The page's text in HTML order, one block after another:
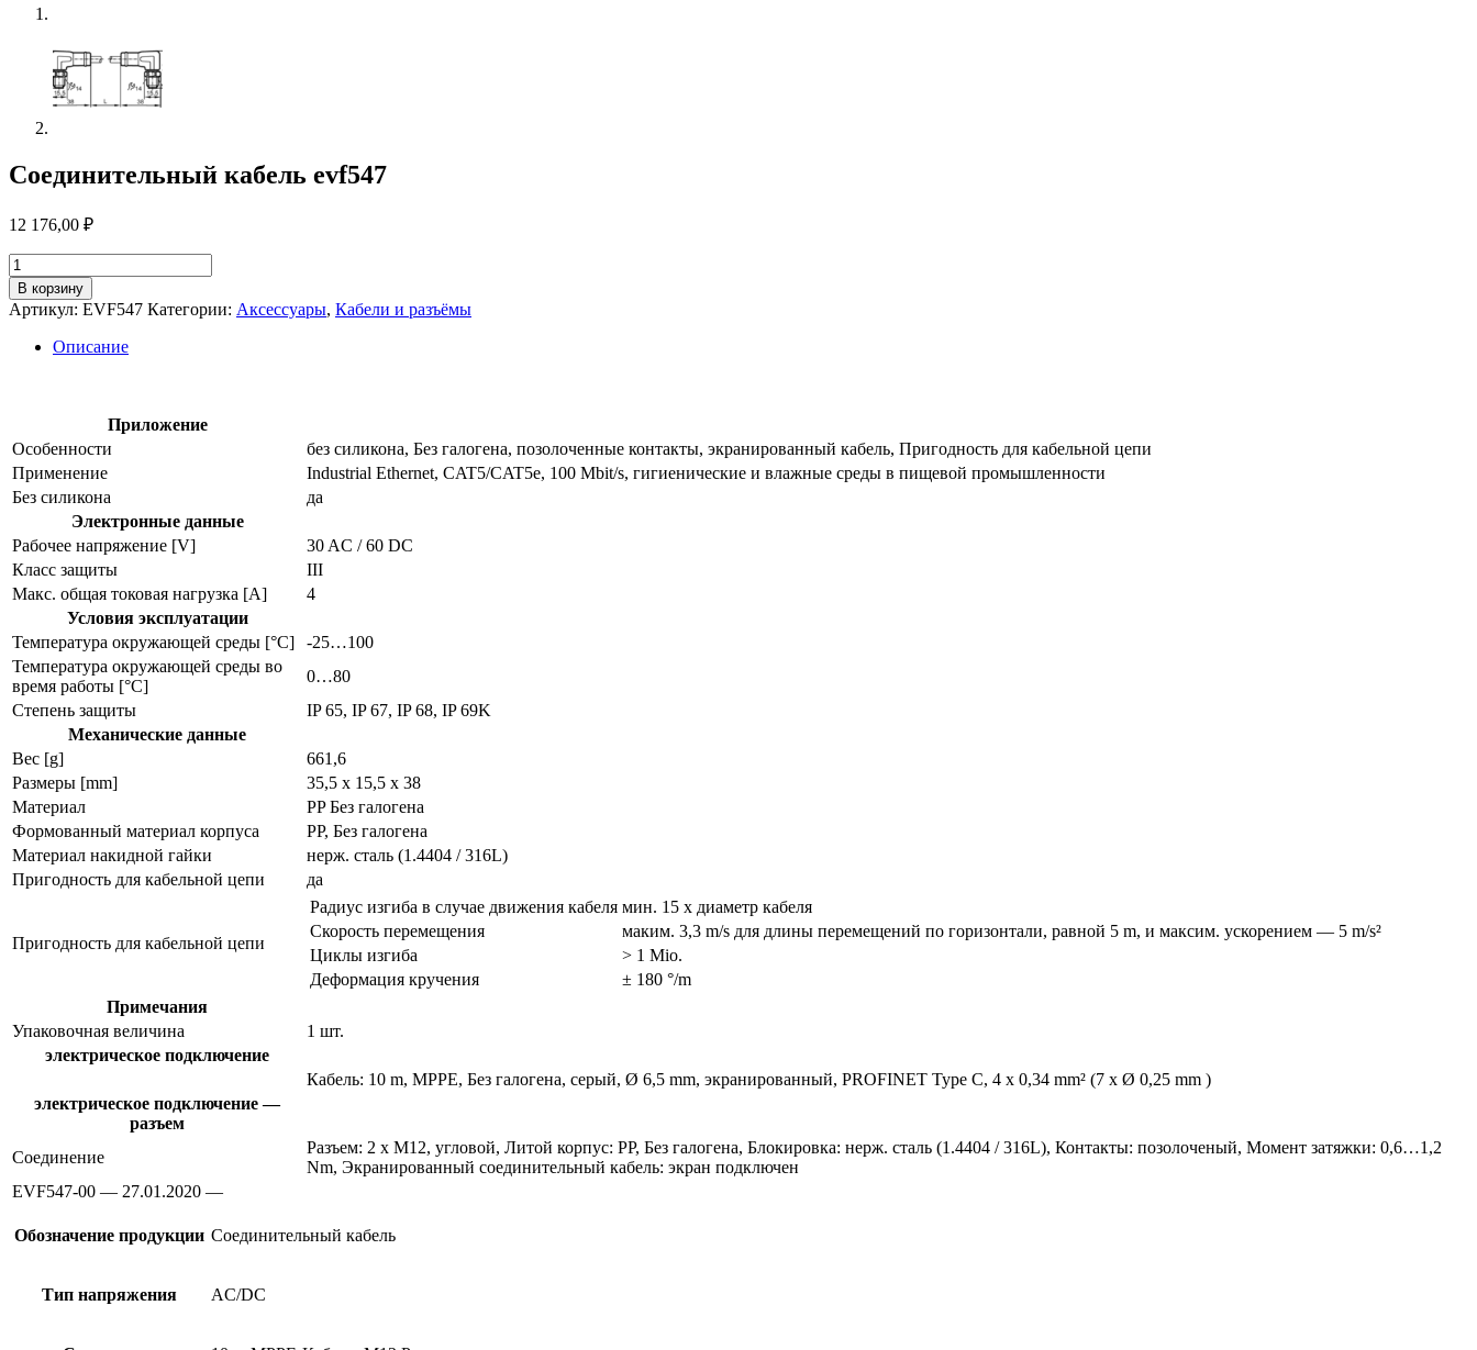
Соединительный кабель evf547
12 176,00 ₽
Количество
товара
Соединительный
кабель
evf547
В корзину
Артикул: EVF547 Категории: Аксессуары, Кабели и разъёмы
Описание
Приложение
Особенности
без силикона, Без галогена, позолоченные контакты, экранированный кабель, Пригодность для кабельной цепи
Применение
Industrial Ethernet, CAT5/CAT5e, 100 Mbit/s, гигиенические и влажные среды в пищевой промышленности
Без силикона
да
Электронные данные
Рабочее напряжение [V]
30 AC / 60 DC
Класс защиты
III
Макс. общая токовая нагрузка [A]
4
Условия эксплуатации
Температура окружающей среды [°C]
-25…100
Температура окружающей среды во
время работы [°C]
0…80
Степень защиты
IP 65, IP 67, IP 68, IP 69K
Механические данные
Вес [g]
661,6
Размеры [mm]
35,5 x 15,5 x 38
Материал
PP Без галогена
Формованный материал корпуса
PP, Без галогена
Материал накидной гайки
нерж. сталь (1.4404 / 316L)
Пригодность для кабельной цепи
да
Пригодность для кабельной цепи
Радиус изгиба в случае движения кабеля мин. 15 x диаметр кабеля
Скорость перемещения
маким. 3,3 m/s для длины перемещений по горизонтали, равной 5 m, и максим. ускорением — 5 m/s²
Циклы изгиба
> 1 Mio.
Деформация кручения
± 180 °/m
Примечания
Упаковочная величина
1 шт.
электрическое подключение
Кабель: 10 m, MPPE, Без галогена, серый, Ø 6,5 mm, экранированный, PROFINET Type C, 4 x 0,34 mm² (7 x Ø 0,25 mm )
электрическое подключение —
разъем
Соединение
Разъем: 2 x M12, угловой, Литой корпус: PP, Без галогена, Блокировка: нерж. сталь (1.4404 / 316L), Контакты: позолоченый, Момент затяжки: 0,6…1,2
Nm, Экранированный соединительный кабель: экран подключен
EVF547-00 — 27.01.2020 —
Обозначение продукции Соединительный кабель
Тип напряжения AC/DC